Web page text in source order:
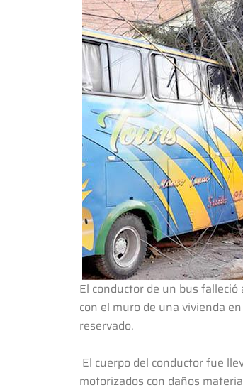
El conductor de un bus
con el muro de una vivienda
reservado.
El cuerpo del conductor fue
motorizados con daños